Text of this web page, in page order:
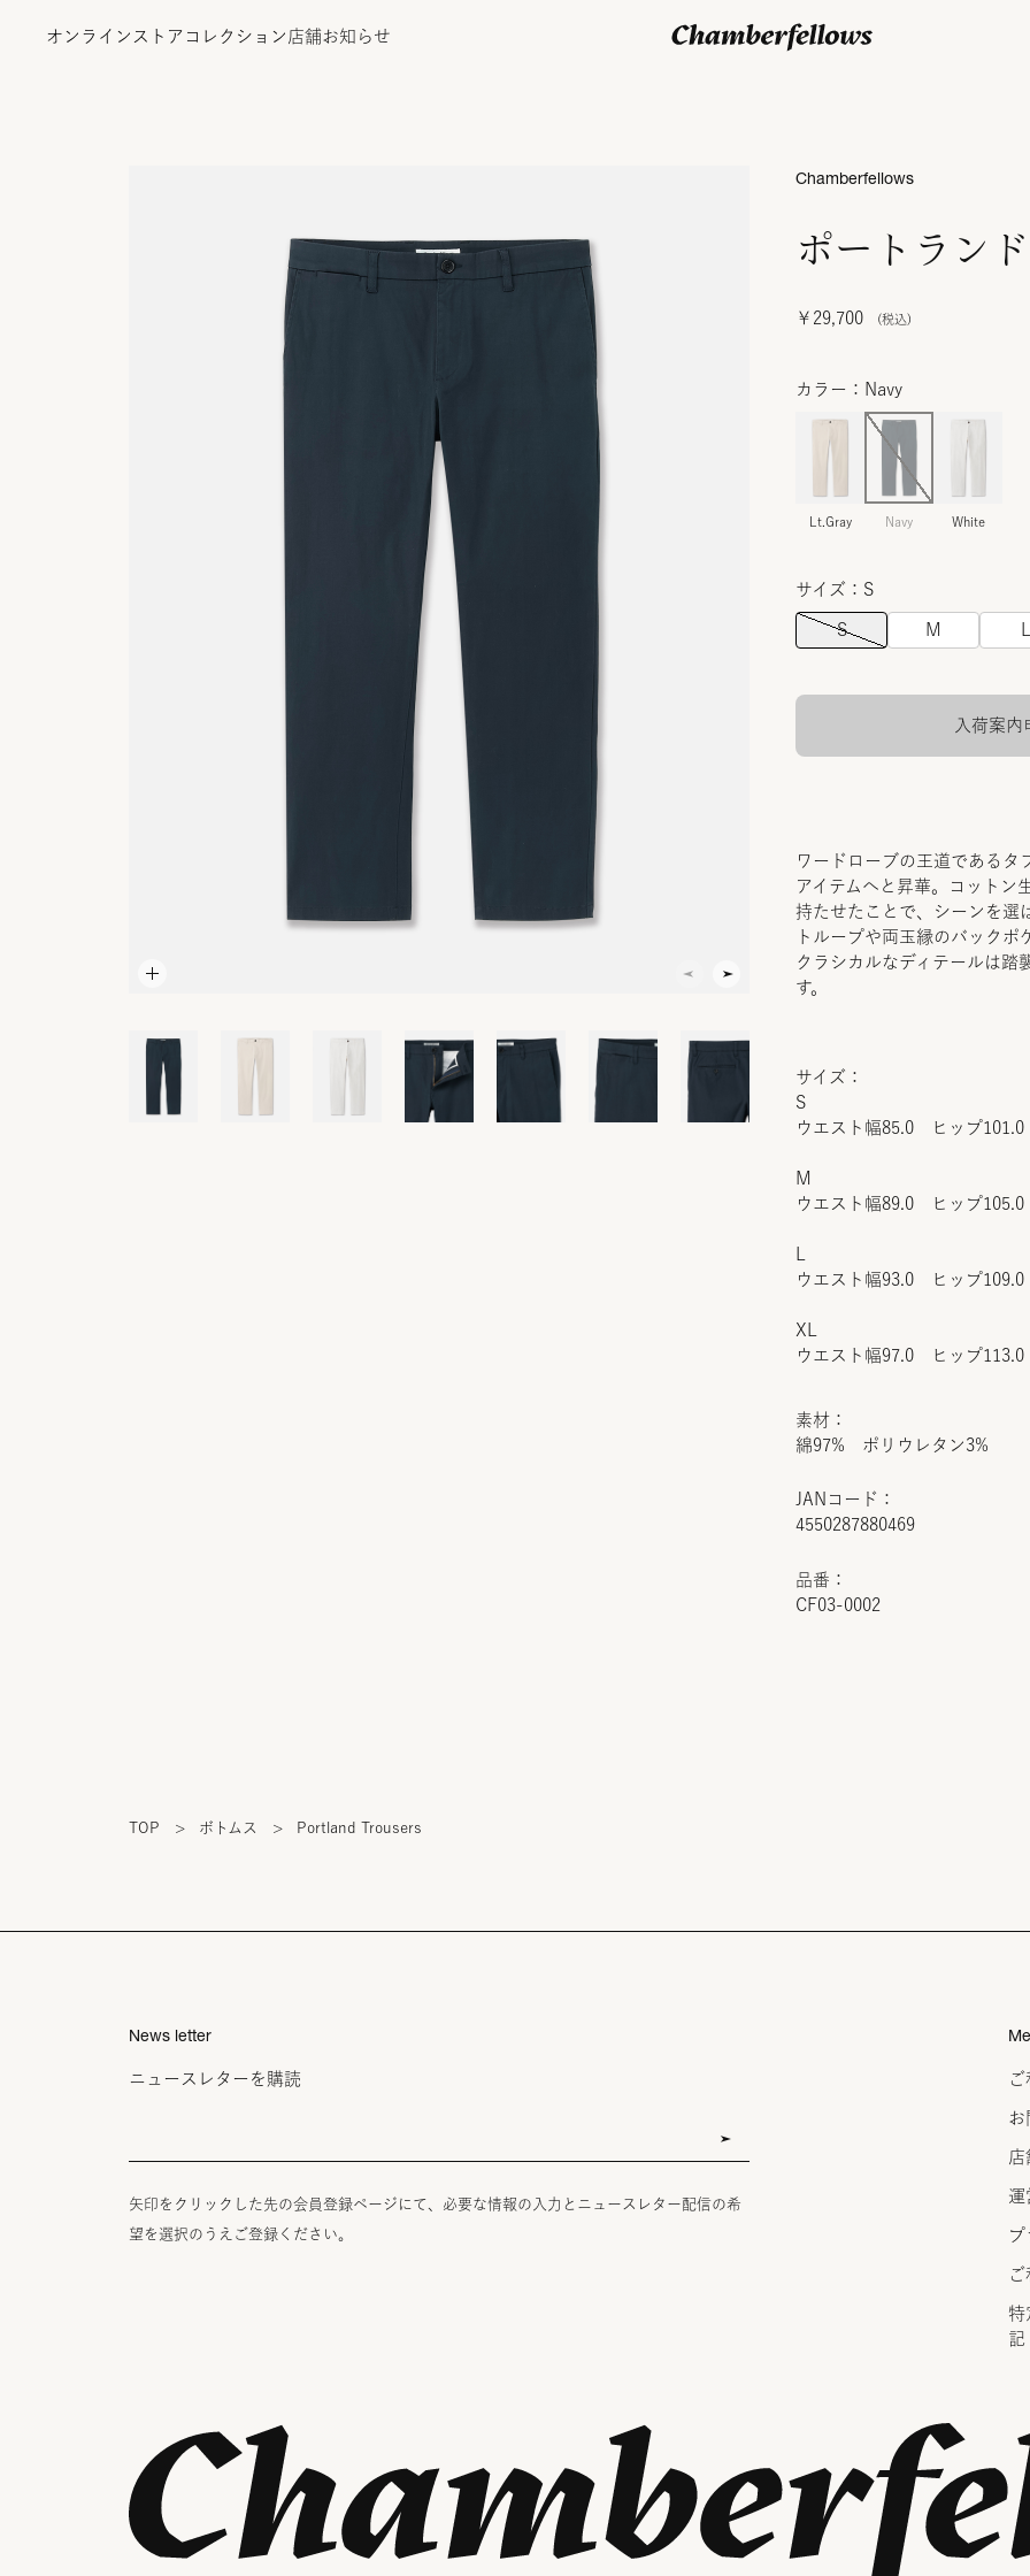
オンラインストア コレクション 店舗お知らせ
ポートラン
￥29,700
JANコード：
4550287880469
品番：
CF03-0002
Chamberfellows
カラー：Navy
Lt.Gray Navy White
サイズ：S
S M
入荷案内
ワードローブの王道であるタ
アイテムへと昇華。コットン
持たせたことで、シーンを選
トループや両玉縁のバックポ
クラシカルなディテールは踏
す。
サイズ：
S
ウエスト幅85.0 ヒップ
M
ウエスト幅89.0 ヒップ
ウエスト幅93.0 ヒップ
XL
ウエスト幅97.0 ヒップ
素材：
綿97% ポリウレタン3%
TOP > ボトムス > Portland Trousers
News letter
ニュースレターを購読
矢印をクリックした先の会員登録ページにて、必要な情報の入力とニュースレター配信の希
望を選択のうえご登録ください。
ご
お
店
運
プ
ご
特
記